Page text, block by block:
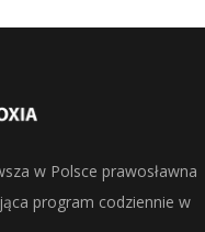
w Polsce prawosławna
program codziennie w